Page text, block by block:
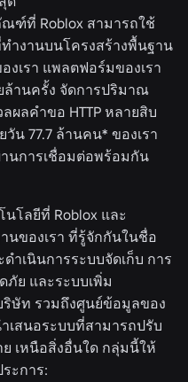
ฑ์ที่ Roblox สามารถใช้
ำงานบนโครงสร้างพื้นฐาน
เรา แพลตฟอร์มของเรา
านครั้ง จัดการปริมาณ
ผลคำขอ HTTP หลายสิบ
น 77.7 ล้านคน* ของเรา
นการเชื่อมต่อพร้อมกัน
โลยีที่ Roblox และ
นของเรา ที่รู้จักกันในชื่อ
ำเนินการระบบจัดเก็บ การ
ภัย และระบบเพิ่ม
ษัท รวมถึงศูนย์ข้อมูลของ
เสนอระบบที่สามารถปรับ
เหนือสิ่งอื่นใด กลุ่มนี้ให้
ะการ: